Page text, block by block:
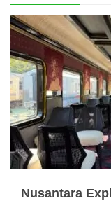
Nusantara